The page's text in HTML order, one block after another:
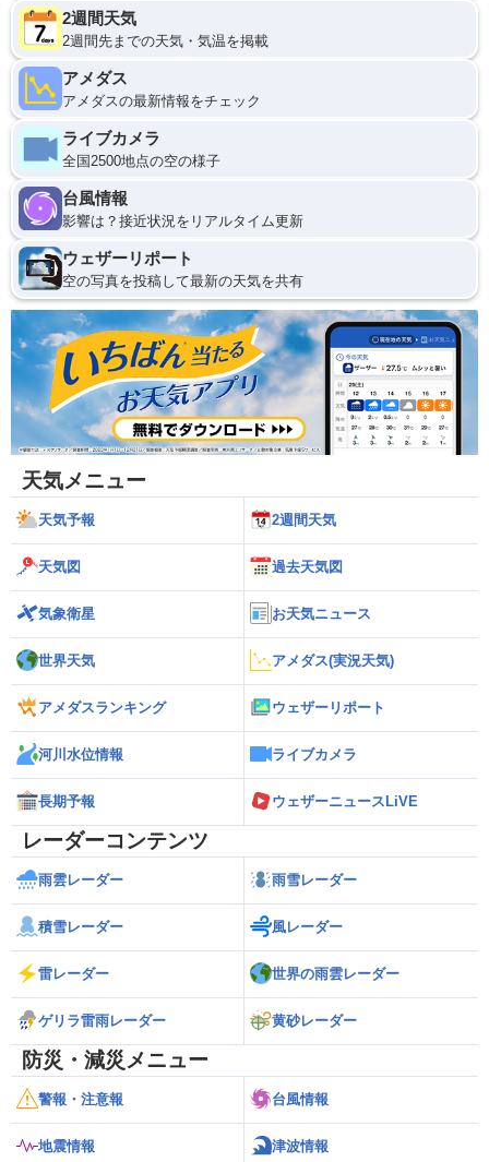
2週間天気
2週間先までの天気・気温を掲載
アメダス
アメダスの最新情報をチェック
ライブカメラ
全国2500地点の空の様子
台風情報
影響は？接近状況をリアルタイム更新
ウェザーリポート
空の写真を投稿して最新の天気を共有
天気メニュー
天気予報 2週間天気
天気図 過去天気図
気象衛星 お天気ニュース
世界天気 アメダス(実況天気)
アメダスランキング ウェザーリポート
河川水位情報 ライブカメラ
長期予報 ウェザーニュースLiVE
レーダーコンテンツ
雨雲レーダー 雨雪レーダー
積雪レーダー 風レーダー
雷レーダー 世界の雨雲レーダー
ゲリラ雷雨レーダー 黄砂レーダー
防災・減災メニュー
警報・注意報 台風情報
地震情報 津波情報